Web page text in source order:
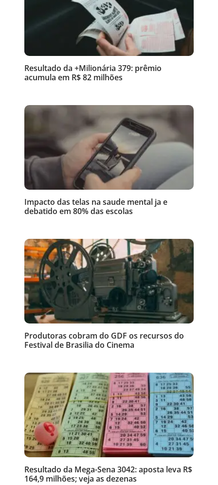
Resultado da +Milionária 379: prêmio
acumula em R$ 82 milhões
Impacto das telas na saude mental ja e
debatido em 80% das escolas
Produtoras cobram do GDF os recursos do
Festival de Brasilia do Cinema
Resultado da Mega-Sena 3042: aposta leva R$
164,9 milhões; veja as dezenas